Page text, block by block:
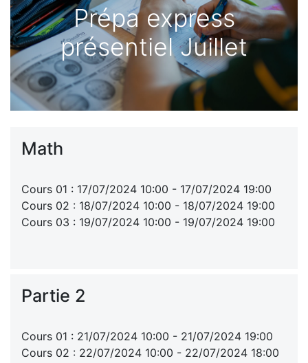
Prépa express
présentiel Juillet
Math
Cours 01 : 17/07/2024 10:00 - 17/07/2024 19:00
Cours 02 : 18/07/2024 10:00 - 18/07/2024 19:00
Cours 03 : 19/07/2024 10:00 - 19/07/2024 19:00
Partie 2
Cours 01 : 21/07/2024 10:00 - 21/07/2024 19:00
Cours 02 : 22/07/2024 10:00 - 22/07/2024 18:00